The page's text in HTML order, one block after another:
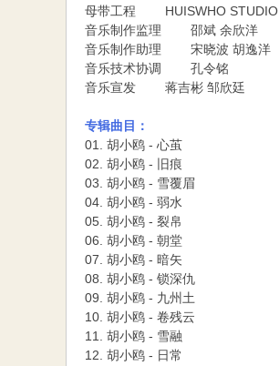
母带工程 HUISWHO STUDIO
音乐制作监理 邵斌 余欣洋
音乐制作助理 宋晓波 胡逸洋
音乐技术协调 孔令铭
音乐宣发 蒋吉彬 邹欣廷
专辑曲目：
01. 胡小鸥 - 心茧
02. 胡小鸥 - 旧痕
03. 胡小鸥 - 雪覆眉
04. 胡小鸥 - 弱水
05. 胡小鸥 - 裂帛
06. 胡小鸥 - 朝堂
07. 胡小鸥 - 暗矢
08. 胡小鸥 - 锁深仇
09. 胡小鸥 - 九州土
10. 胡小鸥 - 卷残云
11. 胡小鸥 - 雪融
12. 胡小鸥 - 日常